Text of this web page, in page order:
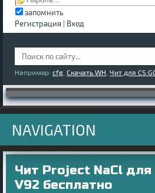
Например: cfg Скачать WH Чит для
запомнить
Регистрация
Вход
NAVIGATION
Чит Project NaCl для
V92 бесплатно